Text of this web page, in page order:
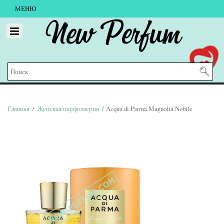
МЕНЮ
New Perfum
Главная / Женская парфюмерия / Acqua di Parma Magnolia Nobile